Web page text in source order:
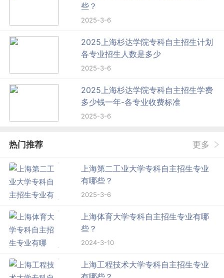
些？
2025-3-6
2025上海杉达学院专科自主招生计划
各专业招生人数是多少
2025-3-6
2025上海杉达学院专科自主招生学费
多少钱一年-各专业收费标准
2025-3-6
热门推荐 更多
上海第二工业大学专科自主招生专业
有哪些？
2025-3-6
上海体育大学专科自主招生专业有哪
些？
2024-3-10
上海工程技术大学专科自主招生专业